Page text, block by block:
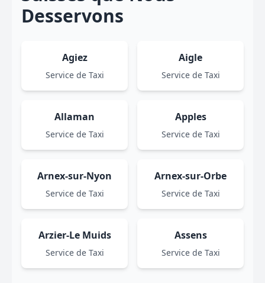
Desservons
Agiez
Service de Taxi
Aigle
Service de Taxi
Allaman
Service de Taxi
Apples
Service de Taxi
Arnex-sur-Nyon
Service de Taxi
Arnex-sur-Orbe
Service de Taxi
Arzier-Le Muids
Service de Taxi
Assens
Service de Taxi